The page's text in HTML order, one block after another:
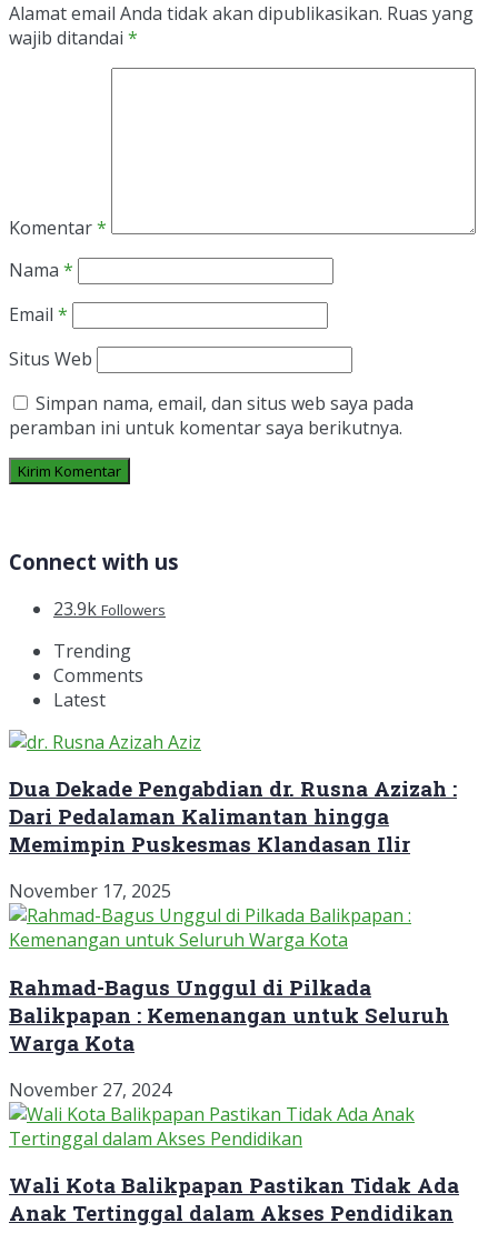
Alamat email Anda tidak akan dipublikasikan. Ruas yang
wajib ditandai *
Komentar*
Nama *
Email *
Situs Web
Simpan nama, email, dan situs web saya pada
peramban ini untuk komentar saya berikutnya.
Connect with us
23.9k Followers
Trending
Comments
Latest
Dua Dekade Pengabdian dr. Rusna Azizah :
Dari Pedalaman Kalimantan hingga
Memimpin Puskesmas Klandasan Ilir
November 17, 2025
Rahmad-Bagus Unggul di Pilkada
Balikpapan : Kemenangan untuk Seluruh
Warga Kota
November 27, 2024
Wali Kota Balikpapan Pastikan Tidak Ada
Anak Tertinggal dalam Akses Pendidikan